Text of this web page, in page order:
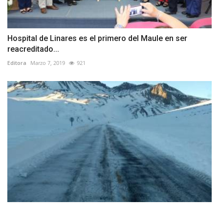
Hospital de Linares es el primero del Maule en ser
reacreditado...
Editora Marzo 7, 2019 921